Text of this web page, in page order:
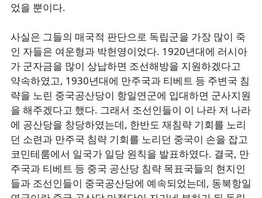
었을 뿐이다.
사실은 그들의 매국적 판단으로 독립군을 가장 많이 죽
인 자들은 여운형과 박헌영이었다. 1920년대에 러시아
가 군자금을 많이 상납하면 조선해방을 지원하겠다고
약속하였고, 1930년대에 만주국과 티베트 등 주변국 침
략을 노린 중국공산당이 항일연군에 입대하면 군사지원
을 해주겠다고 했다. 그래서 조선인들이 이 나라 저 나라
에 공산당을 창당하였는데, 한반도 재침략 기회를 노리
던 소련과 만주국 침략 기회를 노리던 중국이 손을 잡고
코민테룸에서 일국가 일당 원칙을 발표하였다. 결국, 만
주국과 티베트 등 중국 공산당 침략 목표국들의 현지인
들과 조선인들이 중국공산당에 예속되었는데, 동북항일